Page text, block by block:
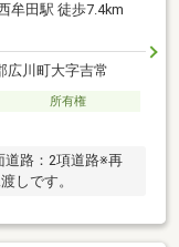
牟田駅 徒歩7.4km
広川町大字吉常
所有権
道路：2項道路※再
しです。